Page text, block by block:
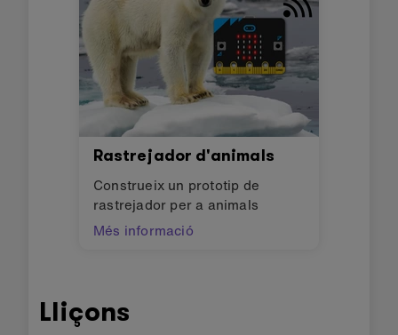
Rastrejador d'animals
Construeix un prototip de
rastrejador per a animals
Més informació
Lliçons